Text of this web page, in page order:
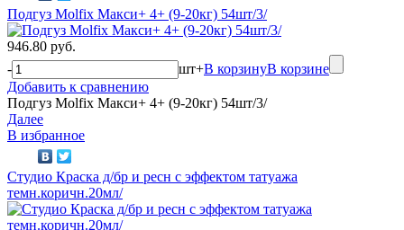
Подгуз Molfix Макси+ 4+ (9-20кг) 54шт/3/
946.80 руб.
-
шт+В корзинуВ корзине
Добавить к сравнению
Подгуз Molfix Макси+ 4+ (9-20кг) 54шт/3/
Далее
В избранное
Студио Краска д/бр и ресн с эффектом татуажа
темн.коричн.20мл/